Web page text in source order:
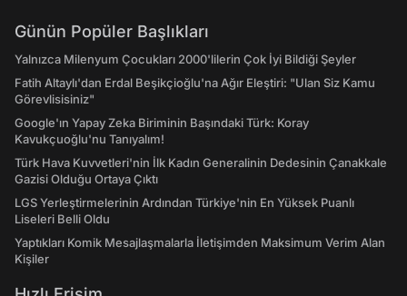
Günün Popüler Başlıkları
Yalnızca Milenyum Çocukları 2000'lilerin Çok İyi Bildiği Şeyler
Fatih Altaylı'dan Erdal Beşikçioğlu'na Ağır Eleştiri: "Ulan Siz Kamu
Görevlisisiniz"
Google'ın Yapay Zeka Biriminin Başındaki Türk: Koray
Kavukçuoğlu'nu Tanıyalım!
Türk Hava Kuvvetleri'nin İlk Kadın Generalinin Dedesinin Çanakkale
Gazisi Olduğu Ortaya Çıktı
LGS Yerleştirmelerinin Ardından Türkiye'nin En Yüksek Puanlı
Liseleri Belli Oldu
Yaptıkları Komik Mesajlaşmalarla İletişimden Maksimum Verim Alan
Kişiler